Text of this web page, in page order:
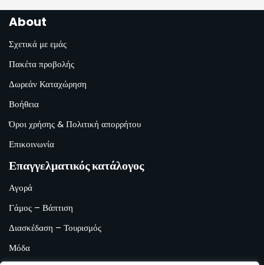
About
Σχετικά με εμάς
Πακέτα προβολής
Δωρεάν Καταχώρηση
Βοήθεια
Όροι χρήσης & Πολιτική απορρήτου
Επικοινωνία
Επαγγελματικός κατάλογος
Αγορά
Γάμος – Βάπτιση
Διασκέδαση – Τουρισμός
Μόδα